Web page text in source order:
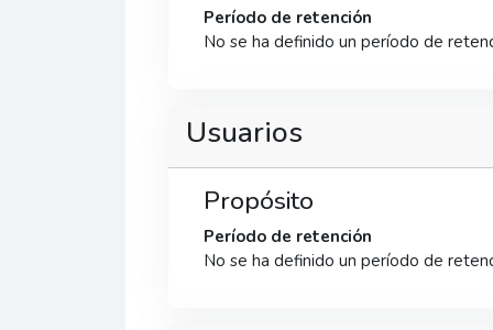
Período de retención
No se ha definido un período de
Usuarios
Propósito
Período de retención
No se ha definido un período de